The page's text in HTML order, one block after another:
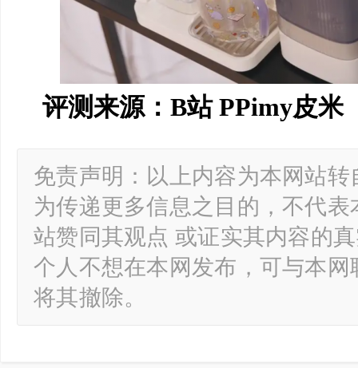
评测来源：B站 PPimy皮米
免责声明：以上内容为本网站
为传递更多信息之目的，不代
站赞同其观点 或证实其内容的
个人不想在本网发布，可与本
将其撤除。